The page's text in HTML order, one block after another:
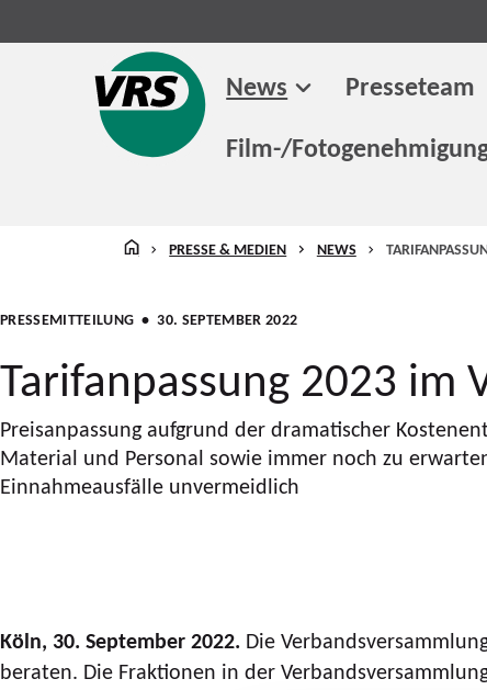
News Presseteam
Film-/
STARTSEITE
PRESSE & MEDIEN NEWS
PRESSEMITTEILUNG • 30. SEPTEMBER 2022
Tarifanpassung 2023 im
Preisanpassung aufgrund der dramatischer
Material und Personal sowie immer noch zu
Einnahmeausfälle unvermeidlich
Köln, 30. September 2022. Die
beraten. Die Fraktionen in der